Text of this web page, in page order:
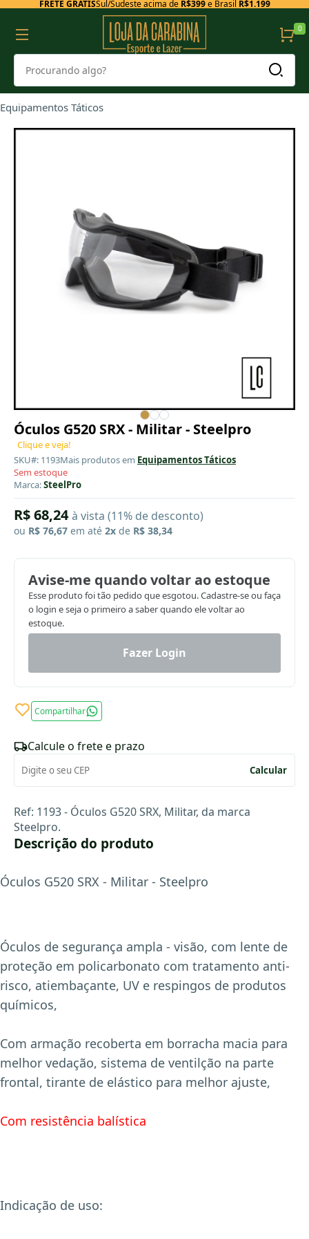
FRETE GRÁTISSul/Sudeste acima de R$399e Brasil R$1.199
0
Equipamentos Táticos
Óculos G520 SRX - Militar - Steelpro
Clique e veja!
SKU#: 1193Mais produtos em Equipamentos Táticos
Sem estoque
Marca:SteelPro
R$ 68,24à vista (11% de desconto)
ou R$ 76,67 em até 2x de R$ 38,34
Avise-me quando voltar ao estoque
Esse produto foi tão pedido que esgotou. Cadastre-se ou faça
o login e seja o primeiro a saber quando ele voltar ao
estoque.
Fazer Login
Compartilhar
Calcule o frete e prazo
Calcular
Ref: 1193 - Óculos G520 SRX, Militar, da marca
Steelpro.
Descrição do produto
Óculos G520 SRX - Militar - Steelpro
Óculos de segurança ampla - visão, com lente de
proteção em policarbonato com tratamento anti-
risco, atiembaçante, UV e respingos de produtos
químicos,
Com armação recoberta em borracha macia para
melhor vedação, sistema de ventilção na parte
frontal, tirante de elástico para melhor ajuste,
Com resistência balística
Indicação de uso: